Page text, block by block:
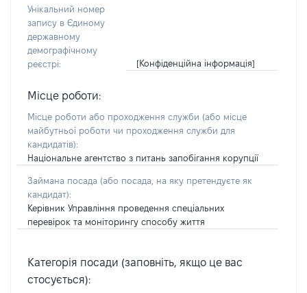
Унікальний номер
запису в Єдиному
державному
демографічному
реєстрі:
[Конфіденційна інформація]
Місце роботи:
Місце роботи або проходження служби (або місце
майбутньої роботи чи проходження служби для
кандидатів):
Національне агентство з питань запобігання корупції
Займана посада (або посада, на яку претендуєте як
кандидат):
Керівник Управління проведення спеціальних
перевірок та моніторингу способу життя
Категорія посади (заповніть, якщо це вас
стосується):